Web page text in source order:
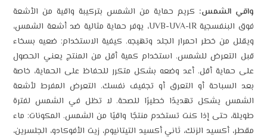
واقي الشمس: كريم حماية من الشمس بتركيبة واقية من الأشعة
فوق البنفسجية UVB-UVA-IR، يوفر حماية مثالية ضد أشعة الشمس،
ويقلل من خطر احمرار الجلد وتهيجه. كيفية الاستخدام: ضعيه بسخاء
قبل التعرض للشمس. استخدام كمية أقل من المنتج يعني الحصول
على حماية أقل. أعد وضعه بشكل متكرر للحفاظ على الحماية، خاصة
بعد السباحة أو التعرق أو تجفيف نفسك. التعرض المفرط لأشعة
الشمس يشكل تهديدًا خطيرًا للصحة. لا تظل في الشمس لفترة
طويلة، حتى إذا كنت تستخدم منتجًا واقيًا من الشمس. المكونات: ماء
مقطر، أكسيد الزنك، ثاني أكسيد التيتانيوم، زيت الأفوكادو، الجلسرين،